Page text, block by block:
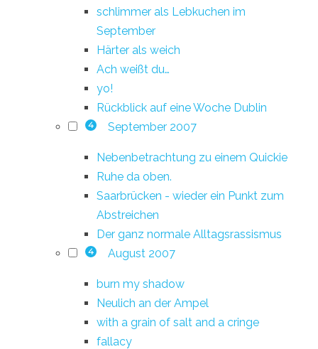
schlimmer als Lebkuchen im
September
Härter als weich
Ach weißt du…
yo!
Rückblick auf eine Woche Dublin
4 September 2007
Nebenbetrachtung zu einem Quickie
Ruhe da oben.
Saarbrücken - wieder ein Punkt zum
Abstreichen
Der ganz normale Alltagsrassismus
4 August 2007
burn my shadow
Neulich an der Ampel
with a grain of salt and a cringe
fallacy